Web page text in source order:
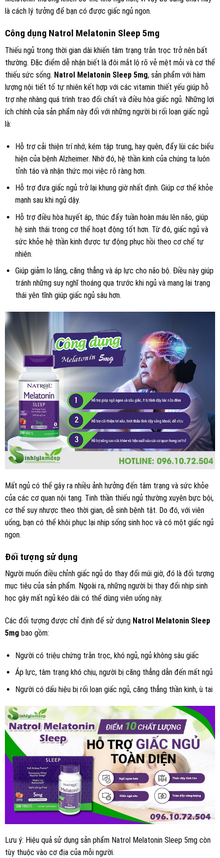
là cách lý tưởng để bạn có được giấc ngủ ngon.
Công dụng Natrol Melatonin Sleep 5mg
Thiếu ngủ trong thời gian dài khiến tâm trạng trằn trọc trở nên bất
thường. Đặc điểm dễ nhận biết là đôi mắt lộ rõ ​​vẻ mệt mỏi và cơ thể
thiếu sức sống. Natrol Melatonin Sleep 5mg, sản phẩm với hàm
lượng nội tiết tố tự nhiên kết hợp với các vitamin thiết yếu giúp hỗ
trợ nhẹ nhàng quá trình trao đổi chất và điều hòa giấc ngủ. Những lợi
ích chính của sản phẩm này đối với những người bị rối loạn giấc ngủ
là:
Hỗ trợ cải thiện trí nhớ, kém tập trung, hay quên, đẩy lùi các biểu
hiện của bệnh Alzheimer. Nhờ đó, hệ thần kinh của chúng ta luôn
tỉnh táo và nhận thức mọi việc rõ ràng hơn.
Hỗ trợ đưa giấc ngủ trở lại khung giờ nhất định. Giúp cơ thể khỏe
mạnh sau khi ngủ dậy.
Hỗ trợ điều hòa huyết áp, thúc đẩy tuần hoàn máu lên não, giúp
hệ sinh thái trong cơ thể hoạt động tốt hơn. Từ đó, giấc ngủ và
sức khỏe hệ thần kinh được tự động phục hồi theo cơ chế tự
nhiên.
Giúp giảm lo lắng, căng thẳng và áp lực cho não bộ. Điều này giúp
tránh những suy nghĩ thoáng qua trước khi ngủ và mang lại trạng
thái yên tĩnh giúp giấc ngủ sâu hơn.
Mất ngủ có thể gây ra nhiều ảnh hưởng đến tâm trạng và sức khỏe
của các cơ quan nội tạng. Tinh thần thiếu ngủ thường xuyên bực bội,
cơ thể suy nhược theo thời gian, dễ sinh bệnh tật. Do đó, với viên
uống, bạn có thể khôi phục lại nhịp sống sinh học và có một giấc ngủ
ngon.
Đối tượng sử dụng
Người muốn điều chỉnh giấc ngủ do thay đổi múi giờ, đó là đối tượng
mục tiêu của sản phẩm. Ngoài ra, những người bị thay đổi nhịp sinh
học gây mất ngủ kéo dài có thể dùng viên uống này.
Các đối tượng được chỉ định để sử dụng Natrol Melatonin Sleep
5mg bao gồm:
Người có triệu chứng trằn trọc, khó ngủ, ngủ không sâu giấc
Áp lực, tâm trạng khó chịu, người bị căng thẳng dẫn đến mất ngủ
Người có dấu hiệu bị rối loạn giấc ngủ, căng thẳng thần kinh, ù tai
Lưu ý: Hiệu quả sử dụng sản phẩm Natrol Melatonin Sleep 5mg còn
tùy thuộc vào cơ địa của mỗi người.